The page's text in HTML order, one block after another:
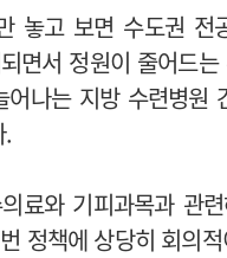
놓고 보면 수도권 전
면서 정원이 줄어드
어나는 지방 수련병원
.
료와 기피과목과 관
정책에 상당히 회의